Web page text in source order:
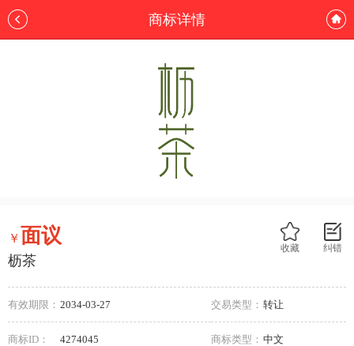
商标详情
纠错
收藏
￥面议
枥茶
有效期限： 2034-03-27 交易类型： 转让
商标ID： 4274045 商标类型： 中文